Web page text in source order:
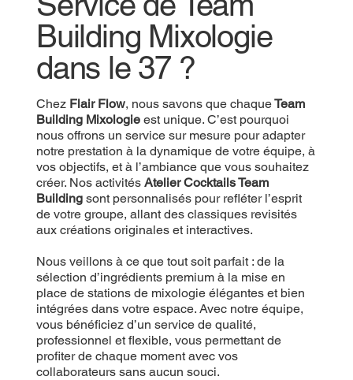
Building Mixologie
dans le 37 ?
Chez Flair Flow, nous savons que chaqueTeam
Building Mixologieest unique. C’est pourquoi
nous offrons un service sur mesure pour adapter
notre prestation à la dynamique de votre équipe, à
vos objectifs, et à l’ambiance que vous souhaitez
créer. Nos activités Atelier Cocktails Team
Buildingsont personnalisés pour refléter l’esprit
de votre groupe, allant des classiques revisités
aux créations originales et interactives.
Nous veillons à ce que tout soit parfait : de la
sélection d’ingrédients premium à la mise en
place de stations de mixologie élégantes et bien
intégrées dans votre espace. Avec notre équipe,
vous bénéficiez d’un service de qualité,
professionnel et flexible, vous permettant de
profiter de chaque moment avec vos
collaborateurs sans aucun souci.